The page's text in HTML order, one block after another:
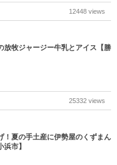
12448 views
放牧ジャージー牛乳とアイス【勝
25332 views
！夏の手土産に伊勢屋のくずまん
市】